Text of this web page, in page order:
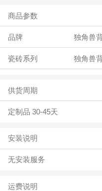
商品参数
品牌 独角兽
瓷砖系列 独角兽
供货周期
定制品 30-45天
安装说明
无安装服务
运费说明